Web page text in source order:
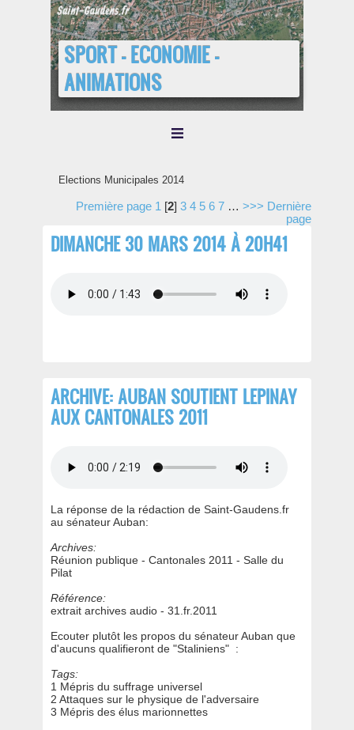
SPORT - ECONOMIE -
ANIMATIONS
Elections Municipales 2014
Première page 1 [2] 3 4 5 6 7 … >>> Dernière
page
DIMANCHE 30 MARS 2014 À 20H41
ARCHIVE: AUBAN SOUTIENT LEPINAY
AUX CANTONALES 2011
La réponse de la rédaction de Saint-Gaudens.fr
au sénateur Auban:
Archives:
Réunion publique - Cantonales 2011 - Salle du
Pilat
Référence:
extrait archives audio - 31.fr.2011
Ecouter plutôt les propos du sénateur Auban que
d'aucuns qualifieront de "Staliniens" :
Tags:
1 Mépris du suffrage universel
2 Attaques sur le physique de l'adversaire
3 Mépris des élus marionnettes